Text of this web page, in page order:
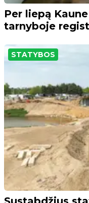
Per liepą
tarnyboje
STATYBOS